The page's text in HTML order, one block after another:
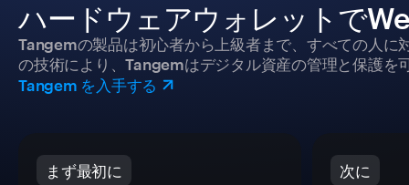
ハードウェアウォレットで
Tangemの製品は初心者から上級者まで、すべての人に
の技術により、Tangemはデジタル資産の管理と保護を
Tangem を入手する
まず最初に 次に